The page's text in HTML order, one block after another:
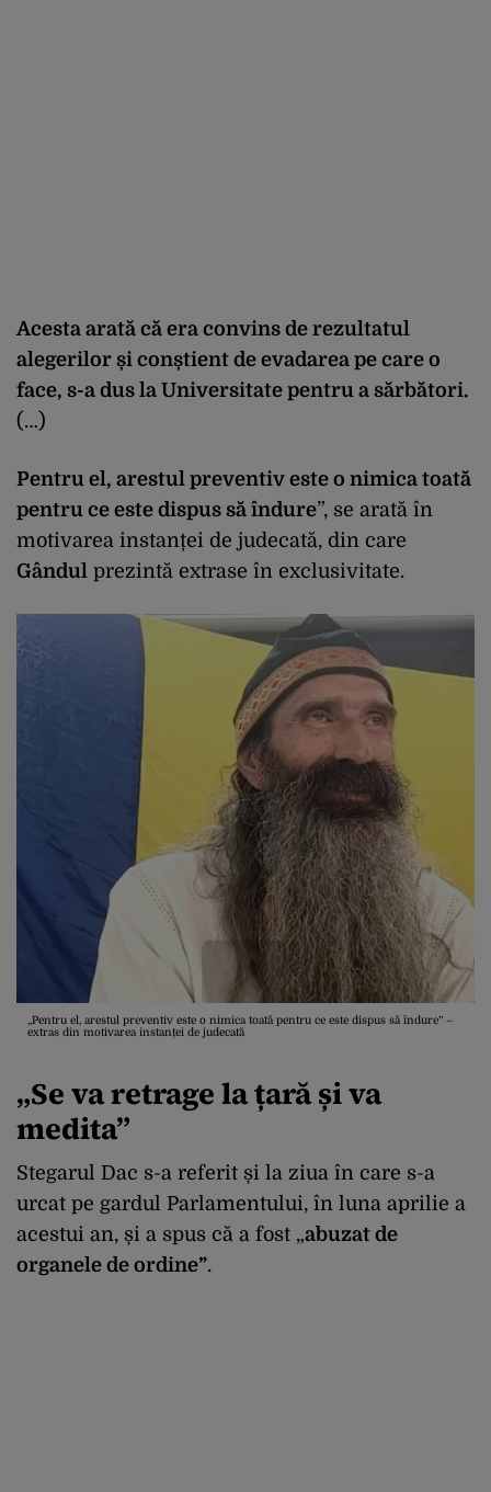
Acesta arată că era convins de rezultatul
alegerilor și conștient de evadarea pe care o
face, s-a dus la Universitate pentru a sărbători.
(…)
Pentru el, arestul preventiv este o nimica toată
pentru ce este dispus să îndure”, se arată în
motivarea instanței de judecată, din care
Gândul prezintă extrase în exclusivitate.
„Pentru el, arestul preventiv este o nimica toată pentru ce este dispus să îndure” –
extras din motivarea instanței de judecată
„Se va retrage la țară și va
medita”
Stegarul Dac s-a referit și la ziua în care s-a
urcat pe gardul Parlamentului, în luna aprilie a
acestui an, și a spus că a fost „abuzat de
organele de ordine”.